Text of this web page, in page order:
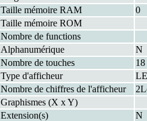
Taille mémoire RAM
0
Taille mémoire ROM
Nombre de functions
Alphanumérique
N
Nombre de touches
18
Type d'afficheur
Nombre de chiffres de l'afficheur
Graphismes (X x Y)
Extension(s)
N